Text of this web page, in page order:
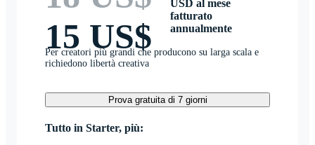
15 US$
USD al mese
fatturato
annualmente
Per creatori più grandi che producono su larga scala e
richiedono libertà creativa
Prova gratuita di 7 giorni
Tutto in Starter, più: